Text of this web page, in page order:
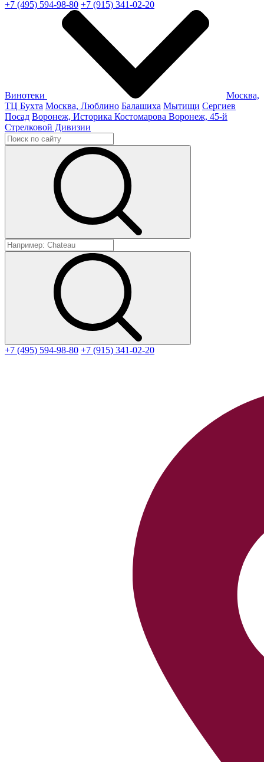
+7 (495) 594-98-80 +7 (915) 341-02-20
Винотеки
Москва,
ТЦ Бухта Москва, Люблино Балашиха Мытищи Сергиев
Посад Воронеж, Историка Костомарова Воронеж, 45-й
Стрелковой Дивизии
+7 (495) 594-98-80 +7 (915) 341-02-20